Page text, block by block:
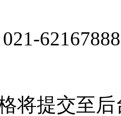
021-62167888
将提交至